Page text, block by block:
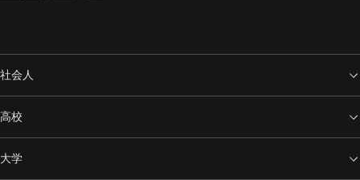
社会人
高校
大学